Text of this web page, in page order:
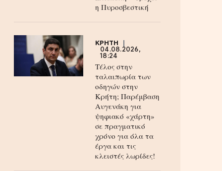
η Πυροσβεστική
ΚΡΗΤΗ
04.08.2026,
18:24
Τέλος στην
ταλαιπωρία των
οδηγών στην
Κρήτη; Παρέμβαση
Αυγενάκη για
ψηφιακό «χάρτη»
σε πραγματικό
χρόνο για όλα τα
έργα και τις
κλειστές λωρίδες!